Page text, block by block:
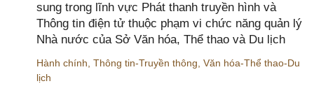
sung trong lĩnh vực Phát thanh truyền hình và
Thông tin điện tử thuộc phạm vi chức năng quản lý
Nhà nước của Sở Văn hóa, Thể thao và Du lịch
Hành chính Thông tin-Truyền thông Văn hóa-Thể thao-Du
lịch